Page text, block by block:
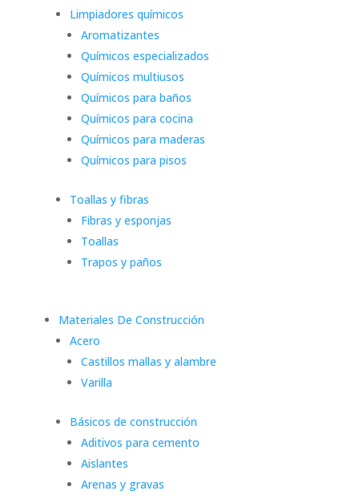
Limpiadores químicos
Aromatizantes
Químicos especializados
Químicos multiusos
Químicos para baños
Químicos para cocina
Químicos para maderas
Químicos para pisos
Toallas y fibras
Fibras y esponjas
Toallas
Trapos y paños
Materiales De Construcción
Acero
Castillos mallas y alambre
Varilla
Básicos de construcción
Aditivos para cemento
Aislantes
Arenas y gravas